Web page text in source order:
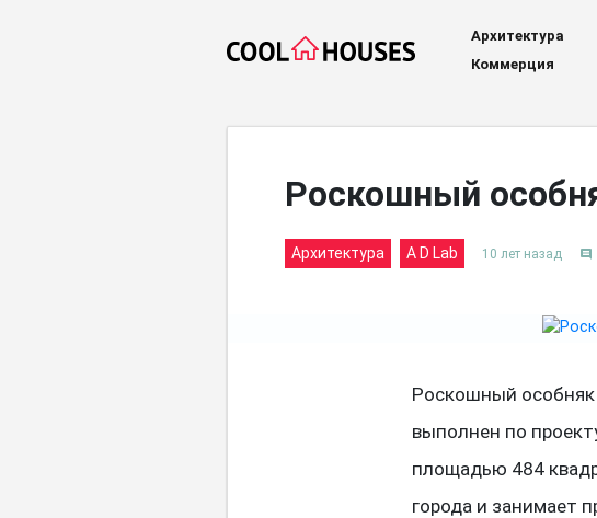
Архитектура
Коммерция
Роскошный
Архитектура A D Lab 10 лет назад comment
Роскошный особняк
выполнен по
площадью 484
города и занимает